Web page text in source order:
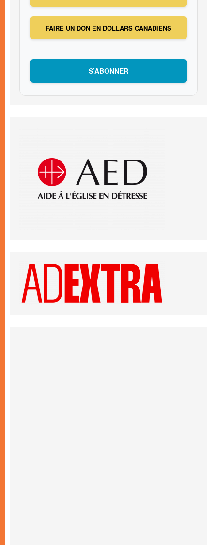
FAIRE UN DON EN DOLLARS CANADIENS
S’ABONNER